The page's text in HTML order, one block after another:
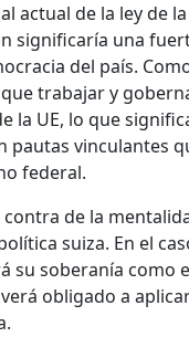
actual de la ley de
significaría una
del país.
trabajar y
la UE, lo que
pautas vinculantes
federal.
de la
suiza. En el
su soberanía como
obligado a